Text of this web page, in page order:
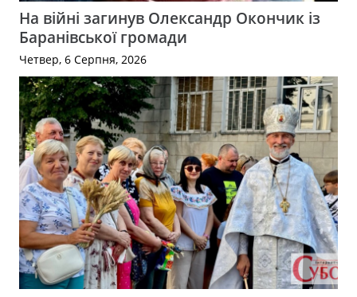
На війні загинув Олександр Окончик із
Баранівської громади
Четвер, 6 Серпня, 2026